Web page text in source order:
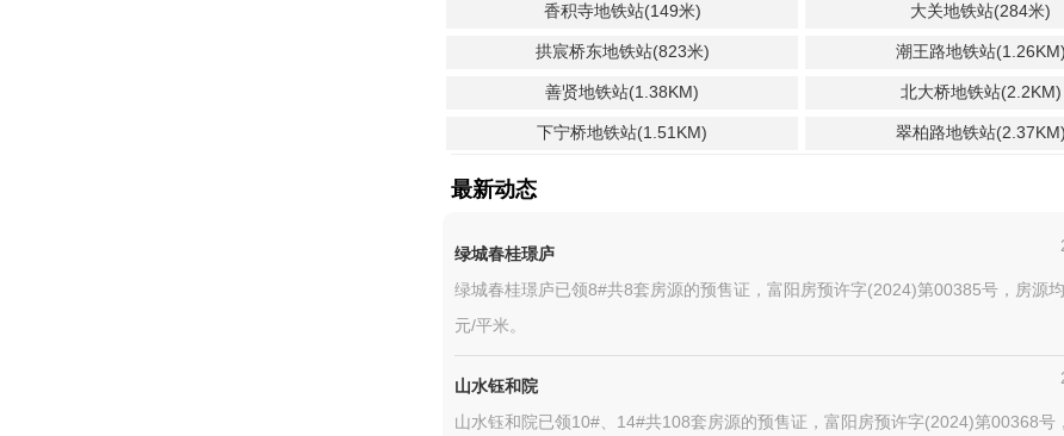
香积寺地铁站(149米) 大关地铁站(284米)
拱宸桥东地铁站(823米) 潮王路地铁站(1.26KM)
善贤地铁站(1.38KM) 北大桥地铁站(2.2KM)
下宁桥地铁站(1.51KM) 翠柏路地铁站(2.37KM)
最新动态
绿城春桂璟庐
绿城春桂璟庐已领8#共8套房源的预售证，富阳房预许字(2024)第00385号，房源
元/平米。
山水钰和院
山水钰和院已领10#、14#共108套房源的预售证，富阳房预许字(2024)第00368号